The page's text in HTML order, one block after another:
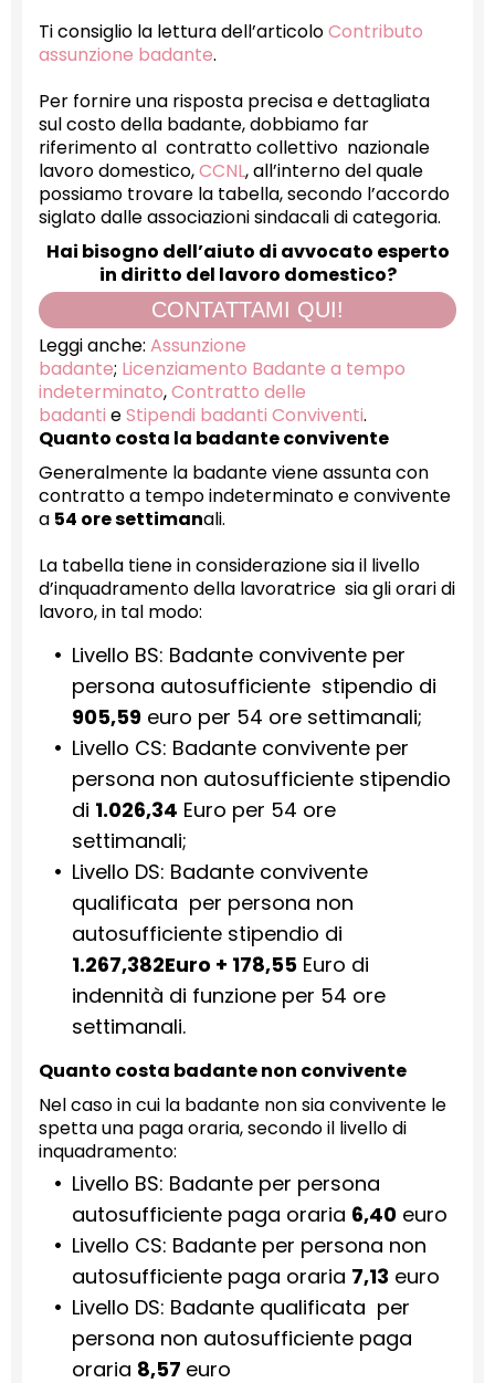
Ti consiglio la lettura dell’articoloContributo
assunzione badante.
Per fornire una risposta precisa e dettagliata
sul costo della badante, dobbiamo far
riferimento al contratto collettivo nazionale
lavoro domestico,CCNL, all’interno del quale
possiamo trovare la tabella, secondo l’accordo
siglato dalle associazioni sindacali di categoria.
Hai bisogno dell’aiuto di avvocato esperto
in diritto del lavoro domestico?
CONTATTAMI QUI!
Leggi anche: Assunzione
badante; Licenziamento Badante a tempo
indeterminato,Contratto delle
badanti eStipendi badanti Conviventi.
Quanto costa la badante convivente
Generalmente la badante viene assunta con
contratto a tempo indeterminato e convivente
a 54 ore settimanali.
La tabella tiene in considerazione sia il livello
d’inquadramento della lavoratrice sia gli orari di
lavoro, in tal modo:
Livello BS: Badante convivente per
persona autosufficiente stipendio di
905,59 euro per 54 ore settimanali;
Livello CS: Badante convivente per
persona non autosufficiente stipendio
di 1.026,34 Euro per 54 ore
settimanali;
Livello DS: Badante convivente
qualificata per persona non
autosufficiente stipendio di
1.267,382Euro + 178,55 Euro di
indennità di funzione per 54 ore
settimanali.
Quanto costa badante non convivente
Nel caso in cui la badante non sia convivente le
spetta una paga oraria, secondo il livello di
inquadramento:
Livello BS: Badante per persona
autosufficiente paga oraria 6,40 euro
Livello CS: Badante per persona non
autosufficiente paga oraria 7,13 euro
Livello DS: Badante qualificata per
persona non autosufficiente paga
oraria 8,57 euro